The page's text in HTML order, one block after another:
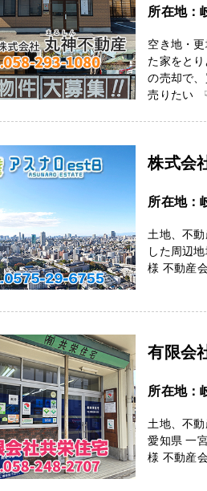
所在地：
空き地・
た家をと
の売却で
売りたい
株式会
所在地：
土地、不
した周辺
様 不動産
有限会
所在地：
土地、不
愛知県 一
様 不動産